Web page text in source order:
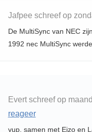
Jafpee schreef op
De MultiSync van NEC
1992 nec MultiSync
Evert schreef op
reageer
yup, samen met Eizo en